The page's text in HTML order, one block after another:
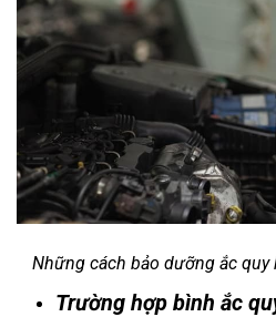
Những cách bảo dưỡng ắc
Trường hợp bình ắc